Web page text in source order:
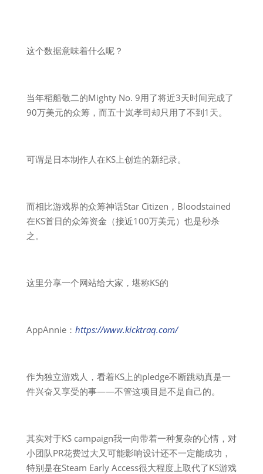
这个数据意味着什么呢？
当年稻船敬二的Mighty No. 9用了将近3天时间完成了
90万美元的众筹，而五十岚孝司却只用了不到1天。
可谓是日本制作人在KS上创造的新纪录。
而相比游戏界的众筹神话Star Citizen，Bloodstained
在KS首日的众筹资金（接近100万美元）也是秒杀
之。
这里分享一个网站给大家，堪称KS的
AppAnnie： https://www.kicktraq.com/
作为独立游戏人，看着KS上的pledge不断跳动真是一
件兴奋又享受的事——不管这项目是不是自己的。
其实对于KS campaign我一向带着一种复杂的心情，对
小团队PR花费过大又可能影响设计还不一定能成功，
特别是在Steam Early Access很大程度上取代了KS游戏